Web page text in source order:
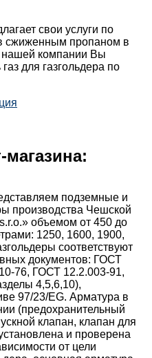
свои услуги по
сжиженным пропаном в
компании Вы
для газгольдера по
подземные и
производства Чешской
объемом от 450 до
1250, 1600, 1900,
соответствуют
документов: ГОСТ
76, ГОСТ 12.2.003-91,
4,5,6,10),
97/23/EG. Арматура в
(предохранительный
клапан, клапан для
и проверена
от цели